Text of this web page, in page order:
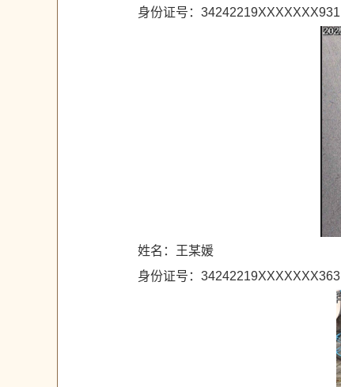
身份证号：34242219XXXXXXX931
姓名：王某媛
身份证号：34242219XXXXXXX363